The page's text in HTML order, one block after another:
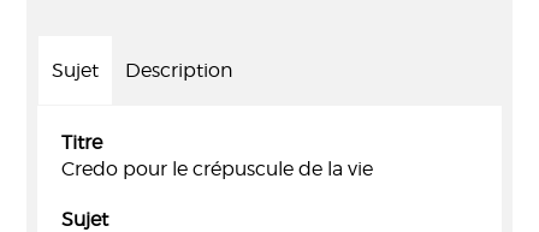
Sujet Description
Titre
Credo pour le crépuscule de la vie
Sujet